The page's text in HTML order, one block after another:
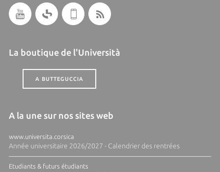
La boutique de l'Università
A BUTTEGUCCIA
A la une sur nos sites web
www.universita.corsica
Année universitaire 2026/2027 - Calendrier des rentrées
Etudiants & futurs étudiants